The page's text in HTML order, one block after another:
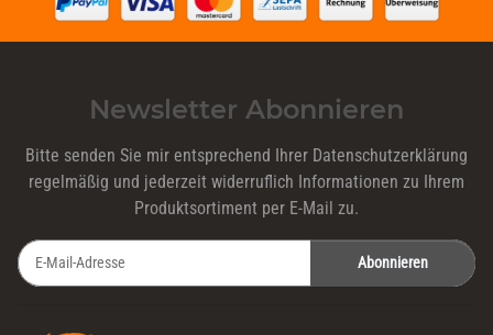
Newsletter Abonnieren
Bitte senden Sie mir entsprechend Ihrer Datenschutzerklärung
regelmäßig und jederzeit widerruflich Informationen zu Ihrem
Produktsortiment per E-Mail zu.
Abonnieren